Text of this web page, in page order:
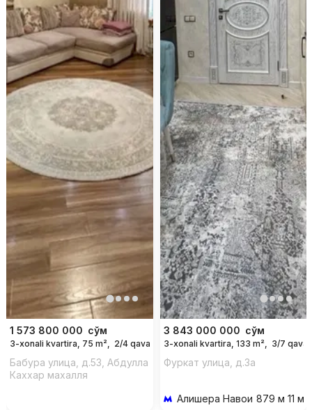
1 573 800 000 сўм
3-xonali kvartira, 75 m², 2/4 qavat
Бабура улица, д.53, Абдулла
Каххар махалля
3 843 000 000 сўм
3-xonali kvartira, 133 m², 3/7 qavat
Фуркат улица, д.3a
Алишера Навои 879 м 11